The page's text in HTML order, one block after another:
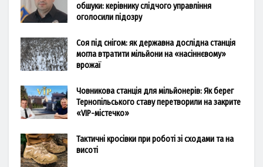
обшуки: керівнику слідчого управління
оголосили підозру
Соя під снігом: як державна дослідна станція
могла втратити мільйони на «насіннєвому»
врожаї
Човникова станція для мільйонерів: Як берег
Тернопільського ставу перетворили на закрите
«VIP-містечко»
Тактичні кросівки при роботі зі сходами та на
висоті